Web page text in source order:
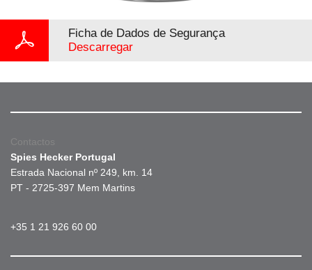
Ficha de Dados de Segurança
Descarregar
Contactos
Spies Hecker Portugal
Estrada Nacional nº 249, km. 14
PT - 2725-397 Mem Martins
+35 1 21 926 60 00